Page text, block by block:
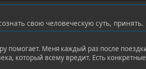
свою человеческую суть, принять.
помогает. Меня каждый раз после
который всему вредит. Есть